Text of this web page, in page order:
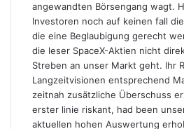
angewandten Börsengang wagt.
Investoren noch auf keinen fall
die eine Beglaubigung gerecht
die leser SpaceX-Aktien nicht
Streben an unser Markt geht. Ihr
Langzeitvisionen entsprechend
zeitnah zusätzliche Überschuss
erster linie riskant, had been
aktuellen hohen Auswertung